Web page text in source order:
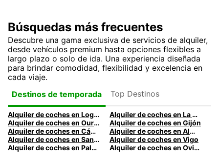
Búsquedas más frecuentes
Descubre una gama exclusiva de servicios de alquiler,
desde vehículos premium hasta opciones flexibles a
largo plazo o solo de ida. Una experiencia diseñada
para brindar comodidad, flexibilidad y excelencia en
cada viaje.
Destinos de temporada
Top Destinos
Alquiler de coches en Logroño
Alquiler de coches en La Coruña
Alquiler de coches en Ourense
Alquiler de coches en Gijón
Alquiler de coches en Cádiz
Alquiler de coches en Almería
Alquiler de coches en Santander
Alquiler de coches en Vigo
Alquiler de coches en Palma
Alquiler de coches en Oviedo